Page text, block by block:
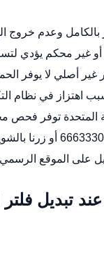
بالكامل وعدم خروج
غير محكم يؤدي
غير أصلي لا يوفر
اهتزاز في نظام
توفر فحص
على الموقع الرسمي
تبديل